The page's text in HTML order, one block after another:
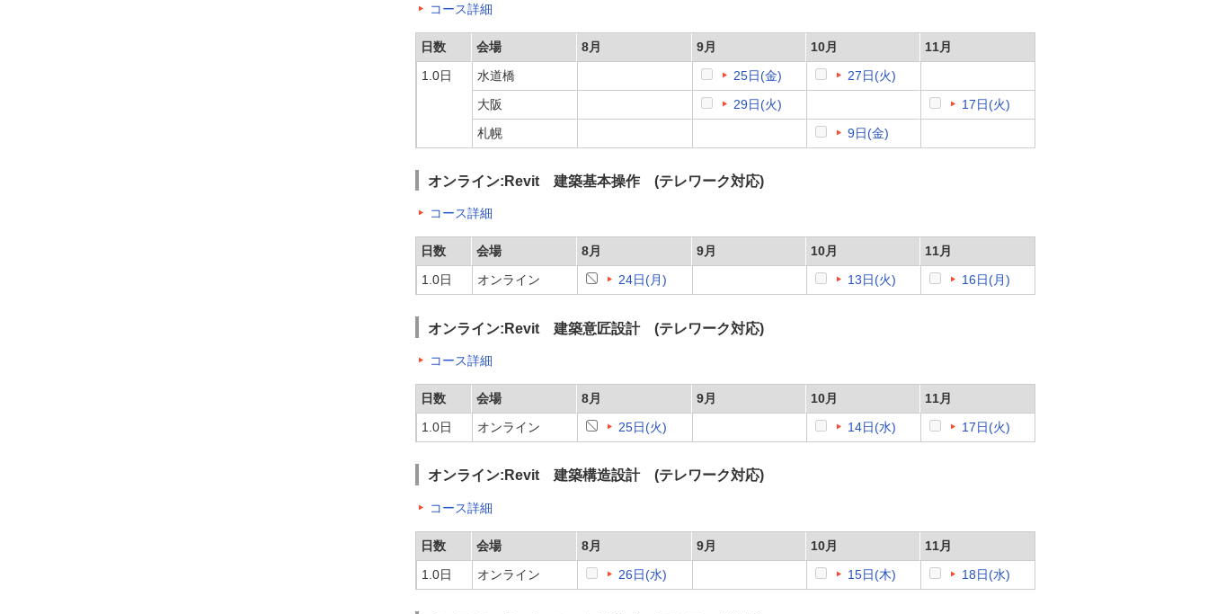
コース詳細
日数 会場 8月 9月 10月
11月
1.0日
水道橋 25日(金)
27日(火)
大阪
29日(火)
17日(火)
札幌
9日(金)
オンライン:Revit 建築基本操作 (テレワーク対応)
コース詳細
日数 会場 8月 9月 10月
11月
1.0日
オンライン 24日(月) 13日(火) 16日(月)
オンライン:Revit 建築意匠設計 (テレワーク対応)
コース詳細
日数 会場 8月 9月 10月
11月
1.0日
オンライン 25日(火) 14日(水) 17日(火)
オンライン:Revit 建築構造設計 (テレワーク対応)
コース詳細
日数 会場 8月 9月 10月
11月
1.0日
オンライン 26日(水) 15日(木) 18日(水)